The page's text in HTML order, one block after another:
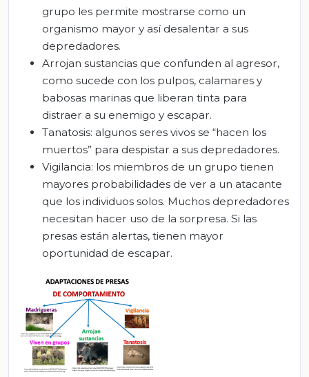
grupo les permite mostrarse como un
organismo mayor y así desalentar a sus
depredadores.
Arrojan sustancias que confunden al agresor,
como sucede con los pulpos, calamares y
babosas marinas que liberan tinta para
distraer a su enemigo y escapar.
Tanatosis: algunos seres vivos se “hacen los
muertos” para despistar a sus depredadores.
Vigilancia: los miembros de un grupo tienen
mayores probabilidades de ver a un atacante
que los individuos solos. Muchos depredadores
necesitan hacer uso de la sorpresa. Si las
presas están alertas, tienen mayor
oportunidad de escapar.